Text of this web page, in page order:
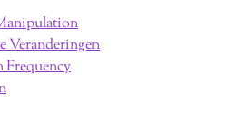
Veranderingen
Frequency